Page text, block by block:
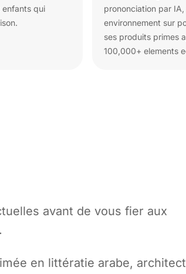
enfants qui
prononciation par IA,
environnement sur
ses produits primes
100,000+ elements
avant de vous fier aux
en littératie arabe,